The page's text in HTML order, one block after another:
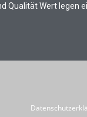
Qualität Wert legen